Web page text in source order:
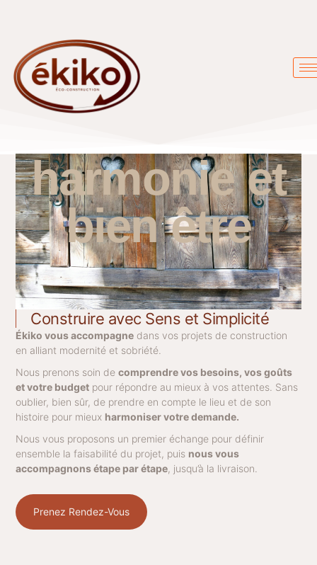
Construire avec Sens et Simplicité
Ékiko vous accompagne dans vos projets de construction
en alliant modernité et sobriété.
Nous prenons soin decomprendre vos besoins, vos goûts
et votre budget pour répondre au mieux à vos attentes. Sans
oublier, bien sûr, de prendre en compte le lieu et de son
histoire pour mieux harmoniser votre demande.
Nous vous proposons un premier échange pour définir
ensemble la faisabilité du projet, puis nous vous
accompagnons étape par étape, jusqu’à la livraison.
Prenez Rendez-Vous
harmonie et
bien être